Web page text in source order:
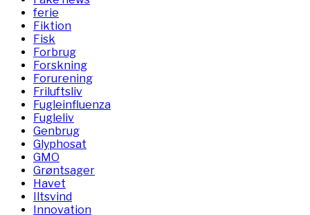
ferie
Fiktion
Fisk
Forbrug
Forskning
Forurening
Friluftsliv
Fugleinfluenza
Fugleliv
Genbrug
Glyphosat
GMO
Grøntsager
Havet
Iltsvind
Innovation